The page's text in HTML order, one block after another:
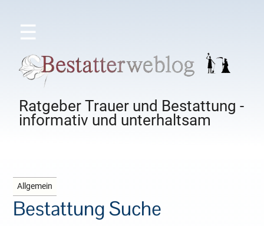
☰
Ratgeber Trauer und Bestattung -
informativ und unterhaltsam
Allgemein
Bestattung Suche